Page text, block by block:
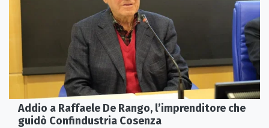
Addio a Raffaele De Rango, l’imprenditore che
guidò Confindustria Cosenza